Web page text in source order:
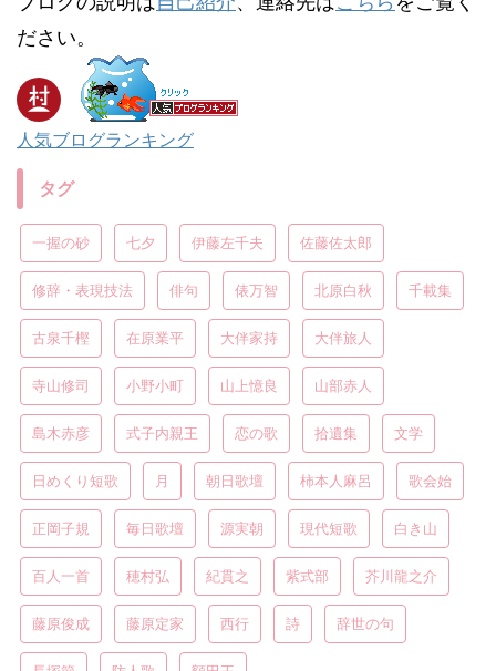
ださい。
人気ブログランキング
タグ
一握の砂 七夕 伊藤左千夫 佐藤佐太郎
修辞・表現技法 俳句 俵万智 北原白秋 千載集
古泉千樫 在原業平 大伴家持 大伴旅人
寺山修司 小野小町 山上憶良 山部赤人
島木赤彦 式子内親王 恋の歌 拾遺集 文学
日めくり短歌 月 朝日歌壇 柿本人麻呂 歌会始
正岡子規 毎日歌壇 源実朝 現代短歌 白き山
百人一首 穂村弘 紀貫之 紫式部 芥川龍之介
藤原俊成 藤原定家 西行 詩 辞世の句